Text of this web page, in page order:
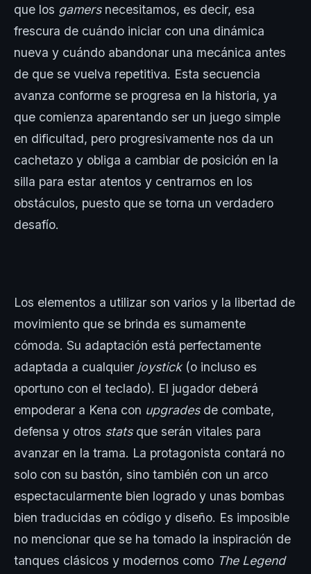
que los gamers necesitamos, es decir, esa
frescura de cuándo iniciar con una dinámica
nueva y cuándo abandonar una mecánica antes
de que se vuelva repetitiva. Esta secuencia
avanza conforme se progresa en la historia, ya
que comienza aparentando ser un juego simple
en dificultad, pero progresivamente nos da un
cachetazo y obliga a cambiar de posición en la
silla para estar atentos y centrarnos en los
obstáculos, puesto que se torna un verdadero
desafío.
Los elementos a utilizar son varios y la libertad de
movimiento que se brinda es sumamente
cómoda. Su adaptación está perfectamente
adaptada a cualquier joystick (o incluso es
oportuno con el teclado). El jugador deberá
empoderar a Kena con upgrades de combate,
defensa y otros stats que serán vitales para
avanzar en la trama. La protagonista contará no
solo con su bastón, sino también con un arco
espectacularmente bien logrado y unas bombas
bien traducidas en código y diseño. Es imposible
no mencionar que se ha tomado la inspiración de
tanques clásicos y modernos como The Legend